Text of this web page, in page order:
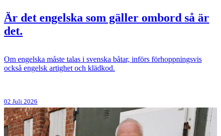
Är det engelska som gäller ombord så är
det.
Om engelska måste talas i svenska båtar, införs förhoppningsvis
också engelsk artighet och klädkod.
02 Juli 2026